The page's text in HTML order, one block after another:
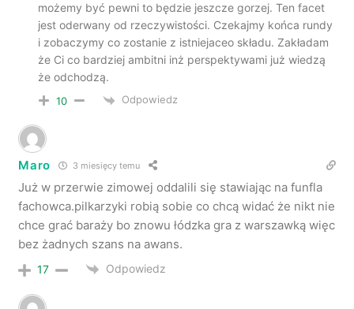
możemy być pewni to będzie jeszcze gorzej. Ten facet
jest oderwany od rzeczywistości. Czekajmy końca rundy
i zobaczymy co zostanie z istniejaceo składu. Zakładam
że Ci co bardziej ambitni inż perspektywami już wiedzą
że odchodzą.
10 Odpowiedz
Maro 3 miesięcy temu
Już w przerwie zimowej oddalili się stawiając na funfla
fachowca.pilkarzyki robią sobie co chcą widać że nikt nie
chce grać baraży bo znowu łódzka gra z warszawką więc
bez żadnych szans na awans.
17 Odpowiedz